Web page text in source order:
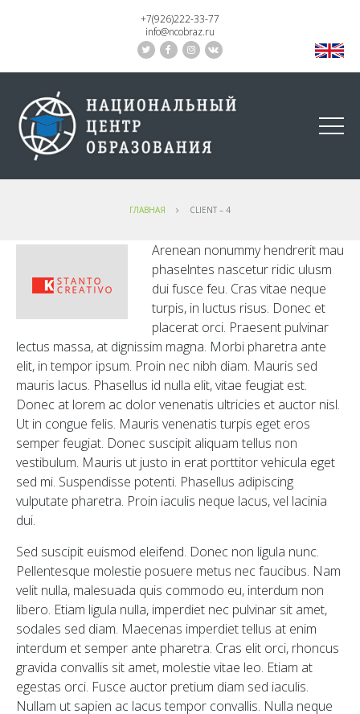
+7(926)222-33-77
info@ncobraz.ru
ГЛАВНАЯ CLIENT – 4
Arenean nonummy hendrerit mau
phaselntes nascetur ridic ulusm
dui fusce feu. Cras vitae neque
turpis, in luctus risus. Donec et
placerat orci. Praesent pulvinar
lectus massa, at dignissim magna. Morbi pharetra ante
elit, in tempor ipsum. Proin nec nibh diam. Mauris sed
mauris lacus. Phasellus id nulla elit, vitae feugiat est.
Donec at lorem ac dolor venenatis ultricies et auctor nisl.
Ut in congue felis. Mauris venenatis turpis eget eros
semper feugiat. Donec suscipit aliquam tellus non
vestibulum. Mauris ut justo in erat porttitor vehicula eget
sed mi. Suspendisse potenti. Phasellus adipiscing
vulputate pharetra. Proin iaculis neque lacus, vel lacinia
dui.
Sed suscipit euismod eleifend. Donec non ligula nunc.
Pellentesque molestie posuere metus nec faucibus. Nam
velit nulla, malesuada quis commodo eu, interdum non
libero. Etiam ligula nulla, imperdiet nec pulvinar sit amet,
sodales sed diam. Maecenas imperdiet tellus at enim
interdum et semper ante pharetra. Cras elit orci, rhoncus
gravida convallis sit amet, molestie vitae leo. Etiam at
egestas orci. Fusce auctor pretium diam sed iaculis.
Nullam ut sapien ac lacus tempor convallis. Nulla neque